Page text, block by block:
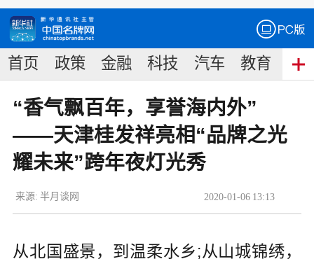
首页 政策 金融 科技 汽车 教育 食
“香气飘百年，享誉海内外”
——天津桂发祥亮相“品牌之光
耀未来”跨年夜灯光秀
2020-01-06 13:13
来源: 半月谈网
从北国盛景，到温柔水乡;从山城锦绣，